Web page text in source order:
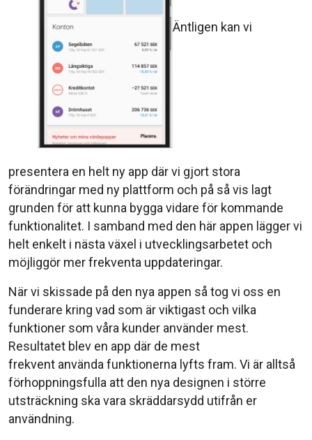
Äntligen kan vi
presentera en helt ny app där vi gjort stora
förändringar med ny plattform och på så vis lagt
grunden för att kunna bygga vidare för kommande
funktionalitet. I samband med den här appen lägger vi
helt enkelt i nästa växel i utvecklingsarbetet och
möjliggör mer frekventa uppdateringar.
När vi skissade på den nya appen så tog vi oss en
funderare kring vad som är viktigast och vilka
funktioner som våra kunder använder mest.
Resultatet blev en app där de mest
frekvent använda funktionerna lyfts fram. Vi är alltså
förhoppningsfulla att den nya designen i större
utsträckning ska vara skräddarsydd utifrån er
användning.